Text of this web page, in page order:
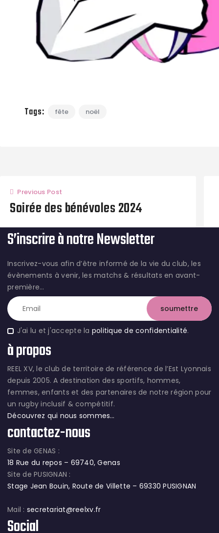
Tags: fête noël
Previous Post
Soirée des bénévoles 2024
S’inscrire à notre Newsletter
Inscrivez-vous afin d’être informé de la vie du club, les
évènements à venir, les matchs & résultats en avant-
première…
J'ai lu et j'accepte la politique de confidentialité.
à propos
REEL XV, le club de territoire de référence de l’Est Lyonnais
depuis 2005. A destination des sportifs, hommes,
femmes, enfants et des partenaires de notre région pour
un rugby inclusif & compétitif.
Découvrez qui nous sommes…
contactez-nous
Site de GENAS :
18 Rue du repos – 69740, Genas
Site de PUSIGNAN :
Stage Jean Bouin, Route de Villette – 69330 PUSIGNAN
Mail : secretariat@reelxv.fr
Social